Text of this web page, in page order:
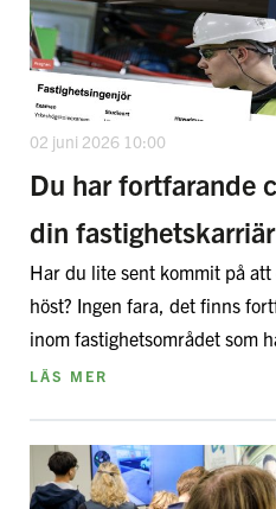
02 juni 2026 10:00
Du har fortfarande
din
Har du lite sent kommit på
höst? Ingen fara, det finns
inom fastighetsområdet som
LÄS MER